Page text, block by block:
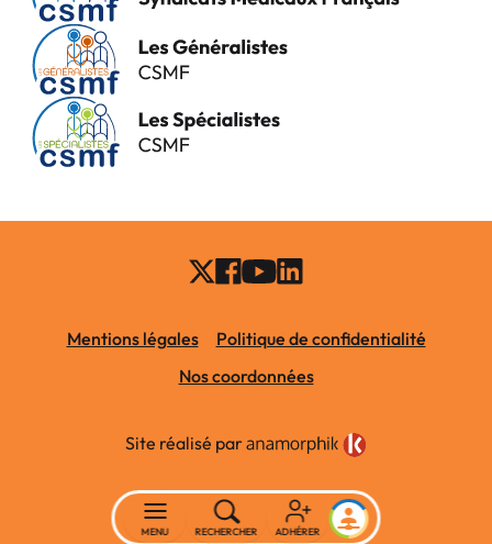
Mentions légales
Politique de confidentialité
Nos coordonnées
Site réalisé par
MENU RECHERCHER ADHÉRER